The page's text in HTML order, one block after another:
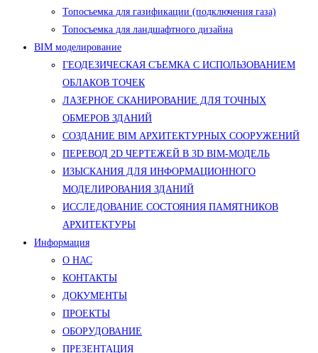
Топосъемка для газификации (подключения газа)
Топосъемка для ландшафтного дизайна
BIM моделирование
ГЕОДЕЗИЧЕСКАЯ СЪЕМКА С ИСПОЛЬЗОВАНИЕМ
ОБЛАКОВ ТОЧЕК
ЛАЗЕРНОЕ СКАНИРОВАНИЕ ДЛЯ ТОЧНЫХ
ОБМЕРОВ ЗДАНИЙ
СОЗДАНИЕ BIM АРХИТЕКТУРНЫХ СООРУЖЕНИЙ
ПЕРЕВОД 2D ЧЕРТЕЖЕЙ В 3D BIM-МОДЕЛЬ
ИЗЫСКАНИЯ ДЛЯ ИНФОРМАЦИОННОГО
МОДЕЛИРОВАНИЯ ЗДАНИЙ
ИССЛЕДОВАНИЕ СОСТОЯНИЯ ПАМЯТНИКОВ
АРХИТЕКТУРЫ
Информация
О НАС
КОНТАКТЫ
ДОКУМЕНТЫ
ПРОЕКТЫ
ОБОРУДОВАНИЕ
ПРЕЗЕНТАЦИЯ